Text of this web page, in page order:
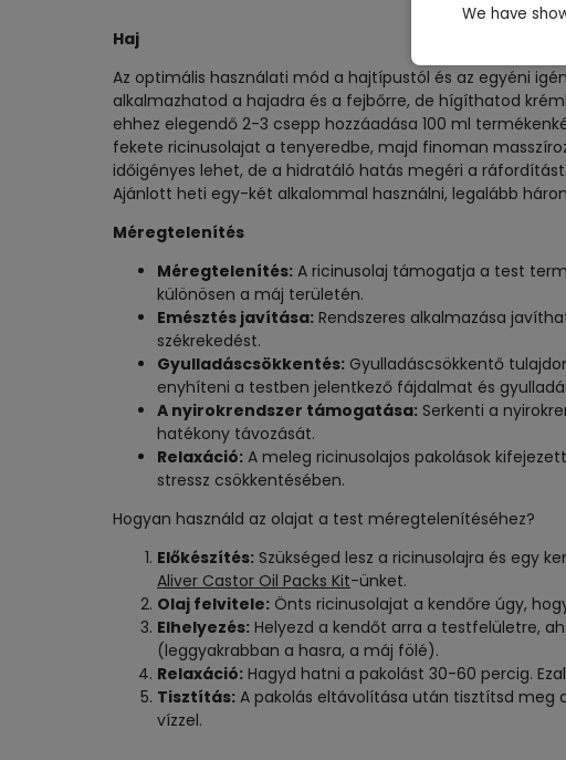
Haj
Az optimális használati mód a hajtípustól és az egyéni
alkalmazhatod a hajadra és a fejbőrre, de hígíthatod
ehhez elegendő 2-3 csepp hozzáadása 100 ml
fekete ricinusolajat a tenyeredbe, majd finoman
időigényes lehet, de a hidratáló hatás megéri a
Ajánlott heti egy-két alkalommal használni, legalább
Méregtelenítés
Méregtelenítés: A ricinusolaj támogatja a test
különösen a máj területén.
Emésztés javítása: Rendszeres alkalmazása
székrekedést.
Gyulladáscsökkentés: Gyulladáscsökkentő
enyhíteni a testben jelentkező fájdalmat és
A nyirokrendszer támogatása: Serkenti a
hatékony távozását.
Relaxáció: A meleg ricinusolajos pakolások
stressz csökkentésében.
Hogyan használd az olajat a test méregtelenítéséhez?
Előkészítés: Szükséged lesz a ricinusolajra és egy
Aliver Castor Oil Packs Kit-ünket.
Olaj felvitele: Önts ricinusolajat a kendőre úgy,
Elhelyezés: Helyezd a kendőt arra a testfelületre,
(leggyakrabban a hasra, a máj fölé).
Relaxáció: Hagyd hatni a pakolást 30-60 percig.
Tisztítás: A pakolás eltávolítása után tisztítsd meg
vízzel.
We have